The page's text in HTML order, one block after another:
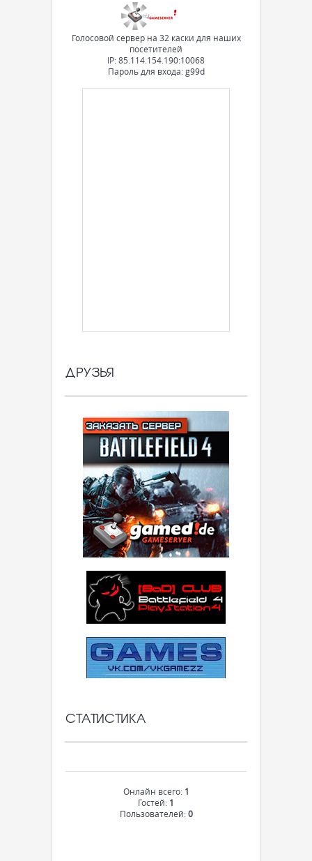
Голосовой сервер на 32 каски для наших
посетителей
IP: 85.114.154.190:10068
Пароль для входа: g99d
ДРУЗЬЯ
СТАТИСТИКА
Онлайн всего: 1
Гостей: 1
Пользователей:0